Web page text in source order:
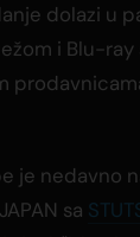
dolazi u
i Blu-ray
je nedavno
sa